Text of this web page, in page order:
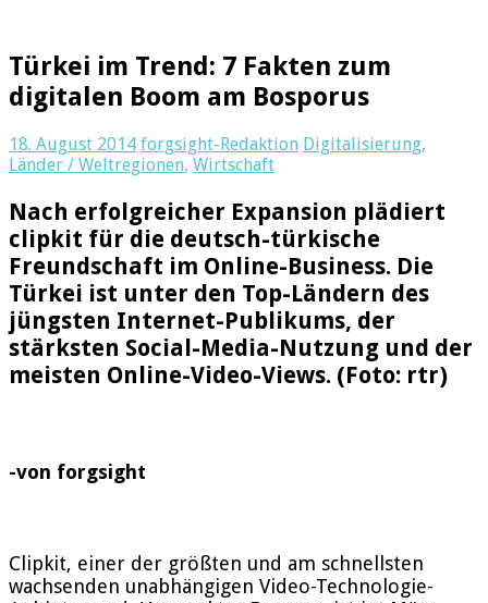
Türkei im Trend: 7 Fakten zum
digitalen Boom am Bosporus
18. August 2014 forgsight-Redaktion Digitalisierung,
Länder / Weltregionen, Wirtschaft
Nach erfolgreicher Expansion plädiert
clipkit für die deutsch-türkische
Freundschaft im Online-Business. Die
Türkei ist unter den Top-Ländern des
jüngsten Internet-Publikums, der
stärksten Social-Media-Nutzung und der
meisten Online-Video-Views. (Foto: rtr)
-von forgsight
Clipkit, einer der größten und am schnellsten
wachsenden unabhängigen Video-Technologie-